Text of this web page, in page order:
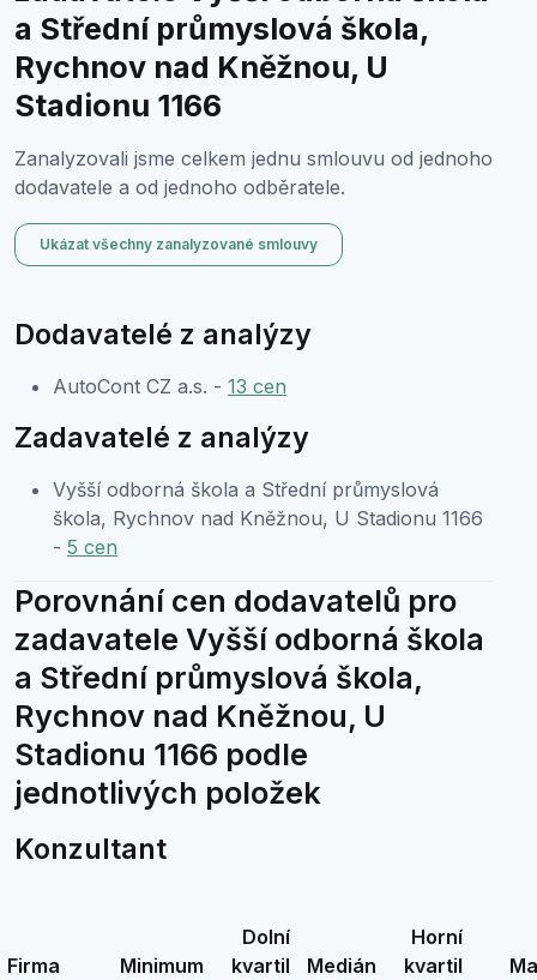
a Střední průmyslová škola,
Rychnov nad Kněžnou, U
Stadionu 1166
Zanalyzovali jsme celkem jednu smlouvu od jednoho
dodavatele a od jednoho odběratele.
Ukázat všechny zanalyzované smlouvy
Dodavatelé z analýzy
AutoCont CZ a.s. - 13 cen
Zadavatelé z analýzy
Vyšší odborná škola a Střední průmyslová
škola, Rychnov nad Kněžnou, U Stadionu 1166
- 5 cen
Porovnání cen dodavatelů pro
zadavatele Vyšší odborná škola
a Střední průmyslová škola,
Rychnov nad Kněžnou, U
Stadionu 1166 podle
jednotlivých položek
Konzultant
Firma Minimum
Dolní
kvartil
Medián
Horní
kvartil